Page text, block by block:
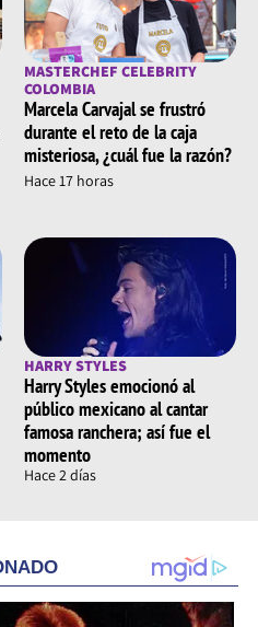
MASTERCHEF CELEBRITY
COLOMBIA
Marcela Carvajal se frustró
durante el reto de la caja
misteriosa, ¿cuál fue la razón?
Hace 17 horas
HARRY STYLES
Harry Styles emocionó al
público mexicano al cantar
famosa ranchera; así fue el
momento
Hace 2 días